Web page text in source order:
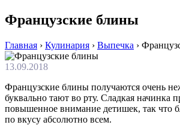
Французские блины
Главная › Кулинария › Выпечка ›
13.09.2018
Французские блины получаются очень
буквально тают во рту. Сладкая начинка
повышенное внимание детишек, так что
по вкусу абсолютно всем.